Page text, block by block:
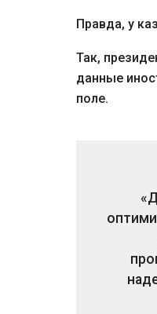
Правда, у
Так,
данные
поле.